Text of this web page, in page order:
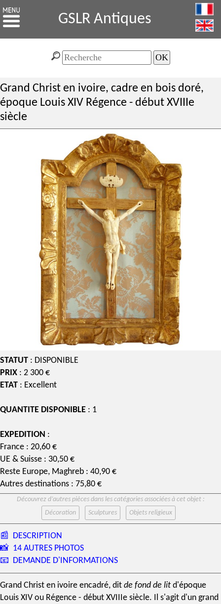
GSLR Antiques
Grand Christ en ivoire, cadre en bois doré,
époque Louis XIV Régence - début XVIIIe
siècle
STATUT : DISPONIBLE
PRIX : 2 300 €
ETAT : Excellent
QUANTITE DISPONIBLE : 1
EXPEDITION :
France : 20,60 €
UE & Suisse : 30,50 €
Reste Europe, Maghreb : 40,90 €
Autres destinations : 75,80 €
Découvrez d’autres pièces dans les catégories associées à cet objet :
Décoration
Sculptures Objets religieux
📰 DESCRIPTION
📸 14 AUTRES PHOTOS
📧 DEMANDE D'INFORMATIONS
Grand Christ en ivoire encadré, dit de fond de lit d'époque
Louis XIV ou Régence - début XVIIIe siècle. Il s'agit d'un grand